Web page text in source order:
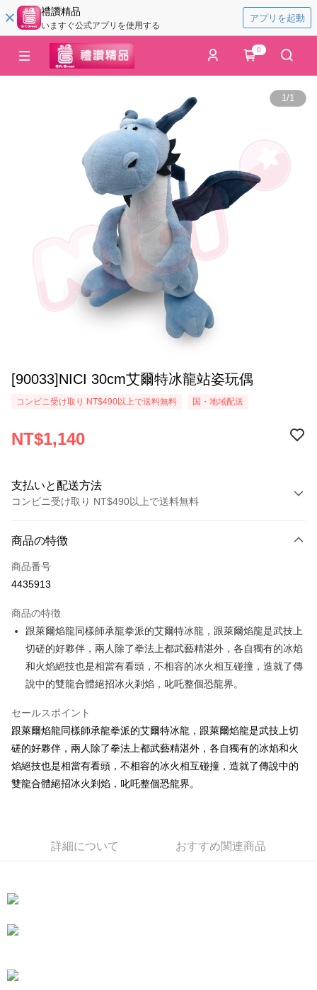
禮讚精品
いますぐ公式アプリを使用する
アプリを起動
0
1/1
[90033]NICI 30cm艾爾特冰龍站姿玩偶
コンビニ受け取り NT$490以上で送料無料 国・地域配送
NT$1,140
支払いと配送方法
コンビニ受け取り NT$490以上で送料無料
クレジットカード1回払い
コンビニ店頭代金引換
Apple Pay
JKOPAY
Easy Wallet
一、 AFTEE代金後払いについて
1.お支払い方法でAFTEE代金後払いを選択すると、携帯電話認証ウィンド
ウが表示されます。
3.注文するときのお支払いは不要です。商品はご指定の住所に配送されま
5.商品受け取り時のお支払いは不要です。商品を確かめてから、SMSまた
はアプリの通知に従って、4大コンビニ、またはATM/オンラインバンキン
リをダウンロードして AFTEE 会員になるとお支払い期限を最長 45 日以内
約商品や商品到着日が比較的遅い商品）。そのため、商品到着の有無に関
ATM払い
配送方法
7-11付款取貨
宅配
商品の特徴
商品番号
4435913
商品の特徴
跟萊爾焰龍同樣師承龍拳派的艾爾特冰龍，跟萊爾焰龍是武技上
切磋的好夥伴，兩人除了拳法上都武藝精湛外，各自獨有的冰焰
和火焰絕技也是相當有看頭，不相容的冰火相互碰撞，造就了傳
說中的雙龍合體絕招冰火剎焰，叱吒整個恐龍界。
セールスポイント
跟萊爾焰龍同樣師承龍拳派的艾爾特冰龍，跟萊爾焰龍是武技上切
磋的好夥伴，兩人除了拳法上都武藝精湛外，各自獨有的冰焰和火
焰絕技也是相當有看頭，不相容的冰火相互碰撞，造就了傳說中的
雙龍合體絕招冰火剎焰，叱吒整個恐龍界。
詳細について おすすめ関連商品